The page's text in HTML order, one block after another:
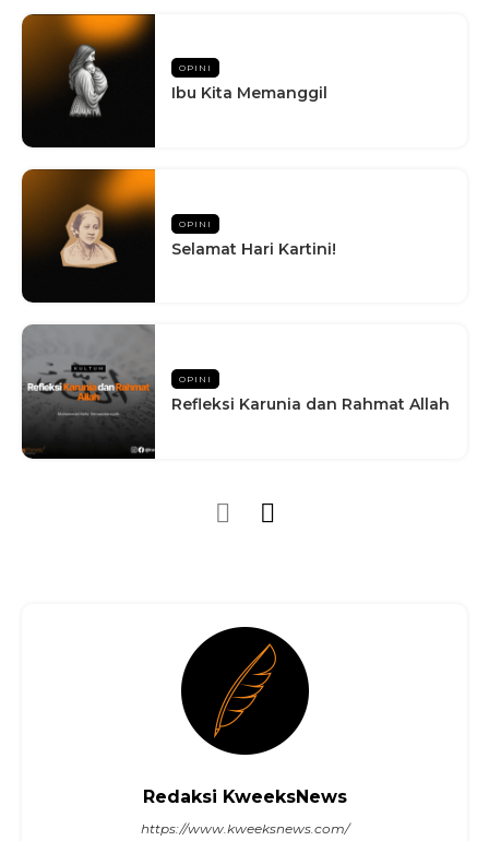
OPINI
Ibu Kita Memanggil
OPINI
Selamat Hari Kartini!
OPINI
Refleksi Karunia dan Rahmat Allah
Redaksi KweeksNews
https://www.kweeksnews.com/